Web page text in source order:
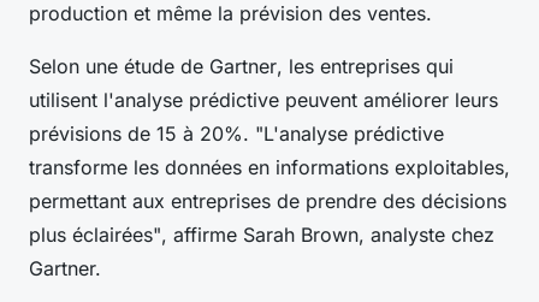
production et même la prévision des ventes.
Selon une étude de Gartner, les entreprises qui
utilisent l'analyse prédictive peuvent améliorer leurs
prévisions de 15 à 20%. "L'analyse prédictive
transforme les données en informations exploitables,
permettant aux entreprises de prendre des décisions
plus éclairées", affirme Sarah Brown, analyste chez
Gartner.